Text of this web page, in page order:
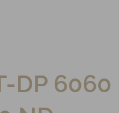
DP 6060